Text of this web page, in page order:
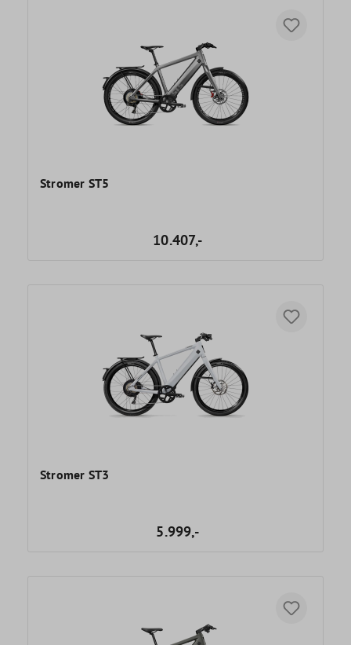
Stromer ST5
10.407,-
Stromer ST3
5.999,-